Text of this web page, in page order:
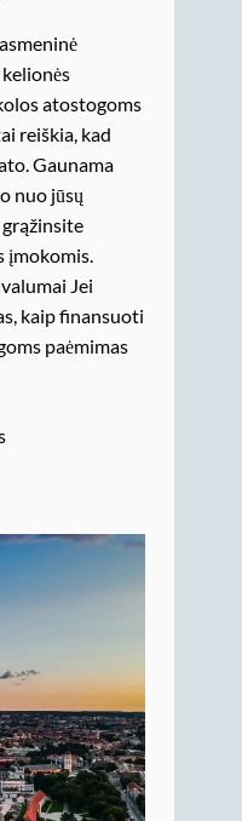
atostogoms
reiškia, kad
Gaunama
nuo jūsų
įmokomis.
Jei
kaip finansuoti
paėmimas